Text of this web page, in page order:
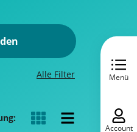
Alle Filter Menü
Account